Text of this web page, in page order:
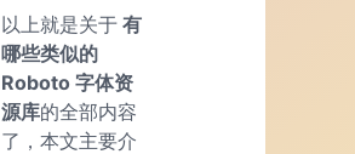
以上就是关于 有
哪些类似的
Roboto 字体资
源库的全部内容
了，本文主要介